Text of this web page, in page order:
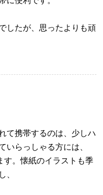
したが、思ったよりも頑
て携帯するのは、少しハ
いらっしゃる方には、
。懐紙のイラストも季
、